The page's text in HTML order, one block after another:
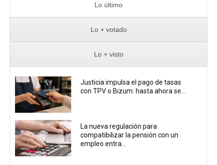
Lo último
Lo + votado
Lo + visto
Justicia impulsa el pago de tasas
con TPV o Bizum: hasta ahora se...
La nueva regulación para
compatibilizar la pensión con un
empleo entra...